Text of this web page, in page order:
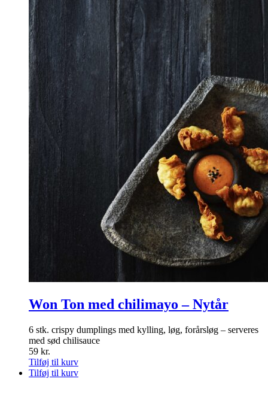
Won Ton med chilimayo – Nytår
6 stk. crispy dumplings med kylling, løg, forårsløg – serveres
med sød chilisauce
59 kr.
Tilføj til kurv
Tilføj til kurv